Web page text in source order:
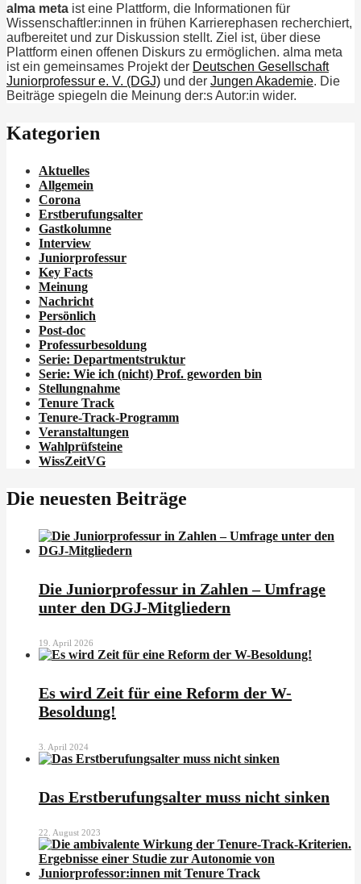
alma meta ist eine Plattform, die Informationen für
Wissenschaftler:innen in frühen Karrierephasen recherchiert,
aufbereitet und zur Diskussion stellt. Ziel ist, über diese
Plattform einen offenen Diskurs zu ermöglichen. alma meta
ist ein gemeinsames Projekt der Deutschen Gesellschaft
Juniorprofessur e. V. (DGJ) und der Jungen Akademie. Die
Beiträge spiegeln die Meinung der:s Autor:in wider.
Kategorien
Aktuelles
Allgemein
Corona
Erstberufungsalter
Gastkolumne
Interview
Juniorprofessur
Key Facts
Meinung
Nachricht
Persönlich
Post-doc
Professurbesoldung
Serie: Departmentstruktur
Serie: Wie ich (nicht) Prof. geworden bin
Stellungnahme
Tenure Track
Tenure-Track-Programm
Veranstaltungen
Wahlprüfsteine
WissZeitVG
Die neuesten Beiträge
Die Juniorprofessur in Zahlen – Umfrage
unter den DGJ-Mitgliedern
19. April 2026
Es wird Zeit für eine Reform der W-
Besoldung!
3. April 2024
Das Erstberufungsalter muss nicht sinken
22. August 2023